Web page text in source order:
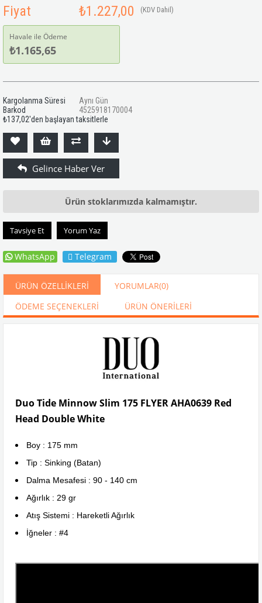
Fiyat ₺1.227,00 (KDV Dahil)
Havale ile Ödeme
₺1.165,65
Kargolanma Süresi
Aynı Gün
Barkod
4525918170004
₺137,02'den başlayan taksitlerle
Ürün stoklarımızda kalmamıştır.
Tavsiye Et Yorum Yaz
WhatsApp Telegram
ÜRÜN ÖZELLIKLERI YORUMLAR(0)
ÖDEME SEÇENEKLERI
ÜRÜN ÖNERILERI
Duo Tide Minnow Slim 175 FLYER AHA0639 Red
Head Double White
Boy : 175 mm
Tip : Sinking (Batan)
Dalma Mesafesi : 90 - 140 cm
Ağırlık : 29 gr
Atış Sistemi : Hareketli Ağırlık
İğneler : #4